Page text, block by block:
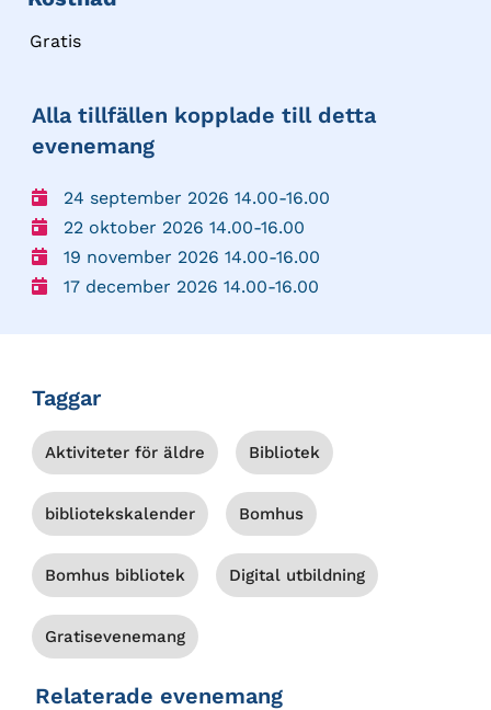
Gratis
Alla tillfällen kopplade till detta
evenemang
24 september 2026 14.00-16.00
22 oktober 2026 14.00-16.00
19 november 2026 14.00-16.00
17 december 2026 14.00-16.00
Taggar
Aktiviteter för äldre Bibliotek
bibliotekskalender Bomhus
Bomhus bibliotek Digital utbildning
Gratisevenemang
Relaterade evenemang